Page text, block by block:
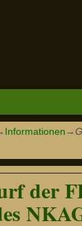
Informationen →
der